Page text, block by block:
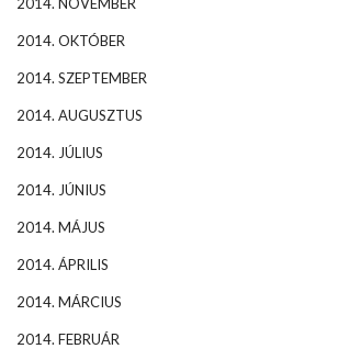
2014. OKTÓBER
2014. SZEPTEMBER
2014. AUGUSZTUS
2014. JÚLIUS
2014. JÚNIUS
2014. MÁJUS
2014. ÁPRILIS
2014. MÁRCIUS
2014. FEBRUÁR